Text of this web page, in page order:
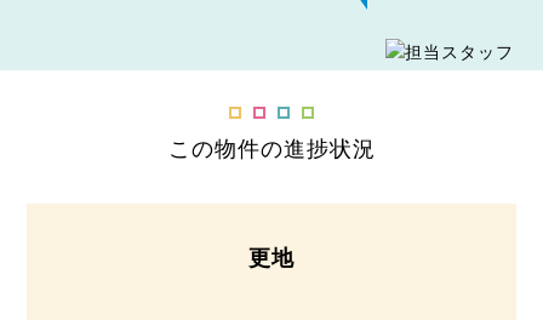
この物件の進捗状況
更地